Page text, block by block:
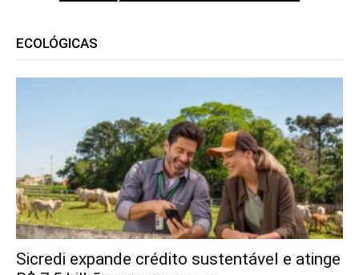
ECOLÓGICAS
Sicredi expande crédito sustentável e atinge